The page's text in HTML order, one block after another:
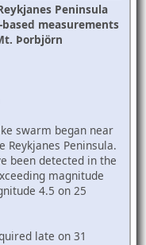
Peninsula
measurements
Þorbjörn
swarm began near
Reykjanes Peninsula.
been detected in the
magnitude
4.5 on 25
late on 31